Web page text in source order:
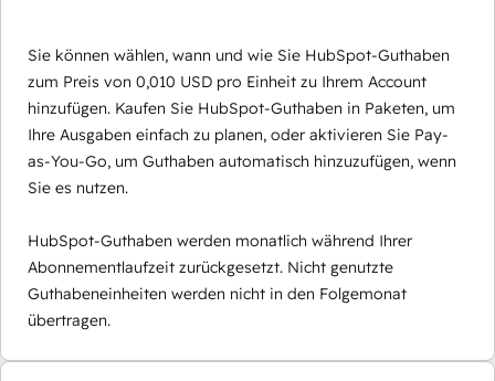
Sie können wählen, wann und wie Sie HubSpot-Guthaben
zum Preis von 0,010 USD pro Einheit zu Ihrem Account
hinzufügen. Kaufen Sie HubSpot-Guthaben in Paketen, um
Ihre Ausgaben einfach zu planen, oder aktivieren Sie Pay-
as-You-Go, um Guthaben automatisch hinzuzufügen, wenn
Sie es nutzen.
HubSpot-Guthaben werden monatlich während Ihrer
Abonnementlaufzeit zurückgesetzt. Nicht genutzte
Guthabeneinheiten werden nicht in den Folgemonat
übertragen.